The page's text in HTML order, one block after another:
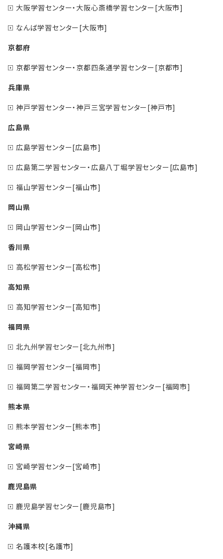
大阪学習センター・大阪心斎橋学習センター[大阪市]
なんば学習センター[大阪市]
京都府
京都学習センター・京都四条通学習センター[京都市]
兵庫県
神戸学習センター・神戸三宮学習センター[神戸市]
広島県
広島学習センター[広島市]
広島第二学習センター・広島八丁堀学習センター[広島市]
福山学習センター[福山市]
岡山県
岡山学習センター[岡山市]
香川県
高松学習センター[高松市]
高知県
高知学習センター[高知市]
福岡県
北九州学習センター[北九州市]
福岡学習センター[福岡市]
福岡第二学習センター・福岡天神学習センター[福岡市]
熊本県
熊本学習センター[熊本市]
宮崎県
宮崎学習センター[宮崎市]
鹿児島県
鹿児島学習センター[鹿児島市]
沖縄県
名護本校[名護市]